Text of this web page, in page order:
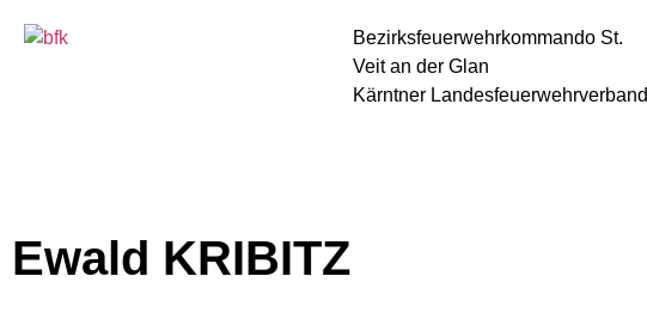
Bezirksfeuerwehrkommando St.
Veit an der Glan
Kärntner Landesfeuerwehrverband
Ewald KRIBITZ